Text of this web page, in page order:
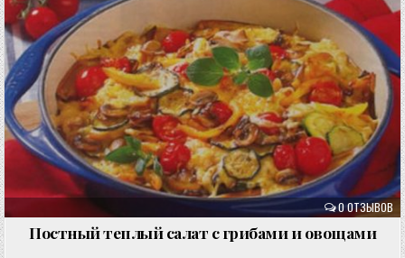
0 ОТЗЫВОВ
Постный теплый салат с грибами и овощами